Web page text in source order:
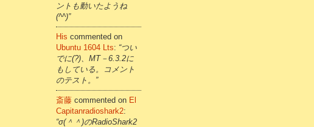
ントも動いたようね
(^^)”
His commented on
Ubuntu 1604 Lts: “つい
でに(?)、MT－6.3.2に
もしている。コメント
のテスト。”
斎藤 commented on El
Capitanradioshark2:
“σ(＾＾)のRadioShark2